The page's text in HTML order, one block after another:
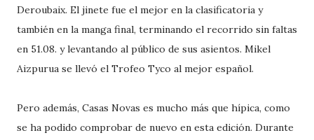
Deroubaix. El jinete fue el mejor en la clasificatoria y
también en la manga final, terminando el recorrido sin faltas
en 51.08. y levantando al público de sus asientos. Mikel
Aizpurua se llevó el Trofeo Tyco al mejor español.
Pero además, Casas Novas es mucho más que hípica, como
se ha podido comprobar de nuevo en esta edición. Durante